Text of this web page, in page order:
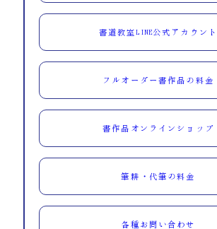
書道教室LINE公式アカウント
フルオーダー書作品の料金
書作品オンラインショップ
筆耕・代筆の料金
各種お問い合わせ